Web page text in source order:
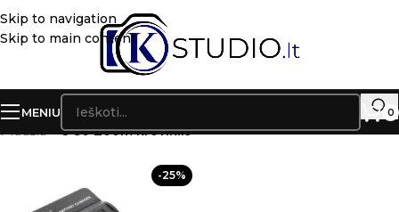
Skip to navigation
Skip to main content
MENIU 0
Pradžia»C-50 Zoom kroviklis
-25%